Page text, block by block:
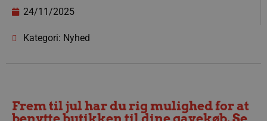
24/11/2025
Kategori: Nyhed
Frem til jul har du rig mulighed for at